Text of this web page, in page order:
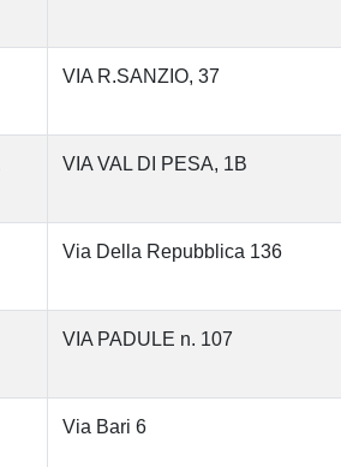
VIA R.SANZIO, 37
VIA VAL DI PESA, 1B
Via Della Repubblica 136
VIA PADULE n. 107
Via Bari 6